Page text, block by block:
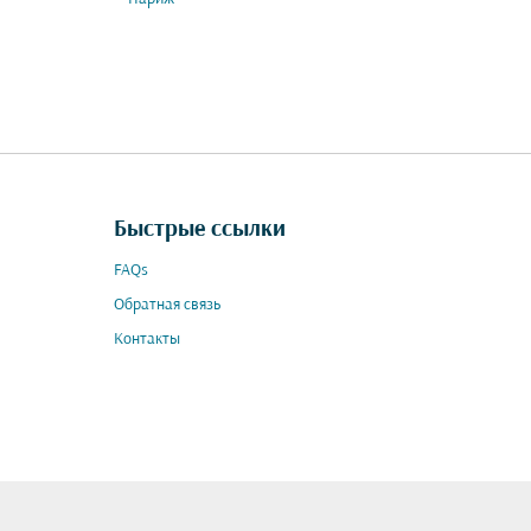
Быстрые ссылки
FAQs
Обратная связь
Контакты